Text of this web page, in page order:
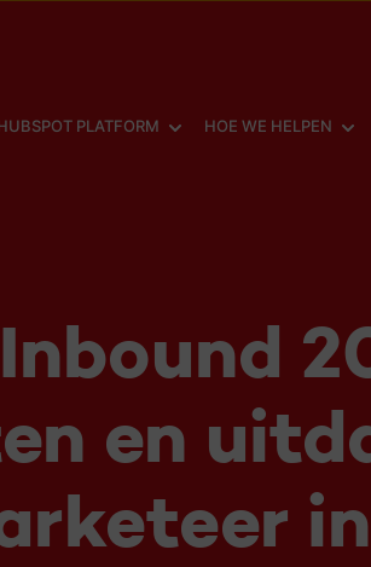
PLATFORM SHOW SUBMENU FOR
HOE WE HELPEN
en